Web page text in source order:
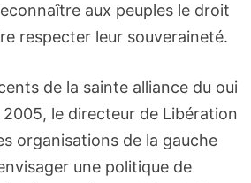
aux peuples le droit
respecter leur souveraineté.
de la sainte alliance du oui
le directeur de Libération
organisations de la gauche
une politique de